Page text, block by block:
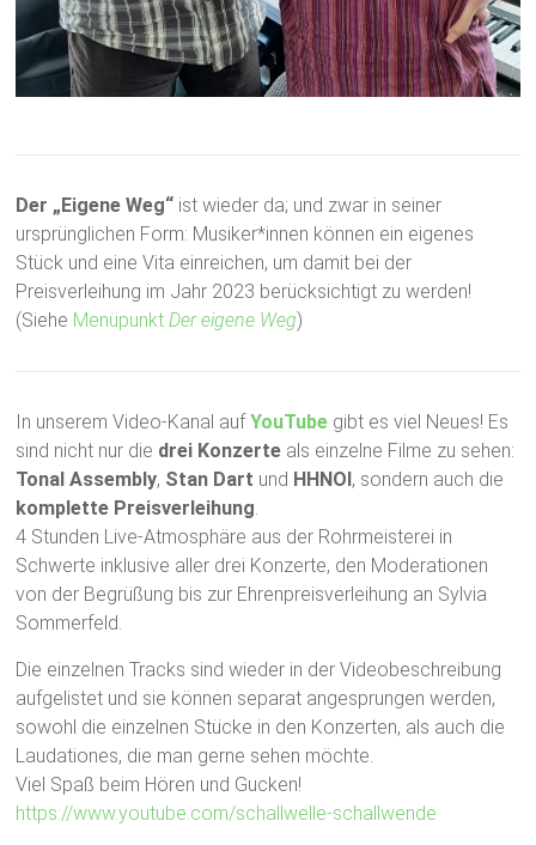
Der „Eigene Weg“ ist wieder da; und zwar in seiner
ursprünglichen Form: Musiker*innen können ein eigenes
Stück und eine Vita einreichen, um damit bei der
Preisverleihung im Jahr 2023 berücksichtigt zu werden!
(Siehe MenüpunktDer eigene Weg)
In unserem Video-Kanal aufYouTube gibt es viel Neues! Es
sind nicht nur die drei Konzerte als einzelne Filme zu sehen:
Tonal Assembly, Stan Dart und HHNOI , sondern auch die
komplette Preisverleihung.
4 Stunden Live-Atmosphäre aus der Rohrmeisterei in
Schwerte inklusive aller drei Konzerte, den Moderationen
von der Begrüßung bis zur Ehrenpreisverleihung an Sylvia
Sommerfeld.
Die einzelnen Tracks sind wieder in der Videobeschreibung
aufgelistet und sie können separat angesprungen werden,
sowohl die einzelnen Stücke in den Konzerten, als auch die
Laudationes, die man gerne sehen möchte.
Viel Spaß beim Hören und Gucken!
https://www.youtube.com/schallwelle-schallwende